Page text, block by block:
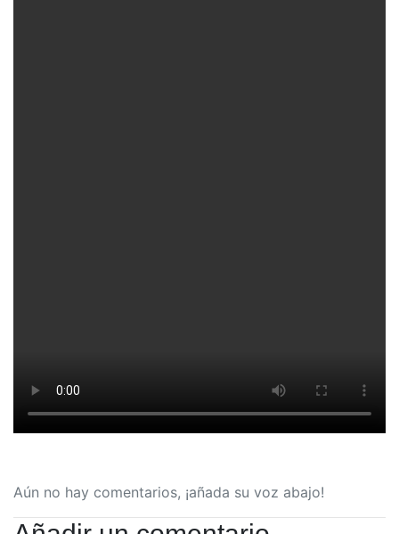
Aún no hay comentarios, ¡añada su voz abajo!